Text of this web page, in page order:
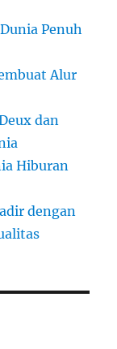
Penuh
Alur
dan
Hiburan
dengan